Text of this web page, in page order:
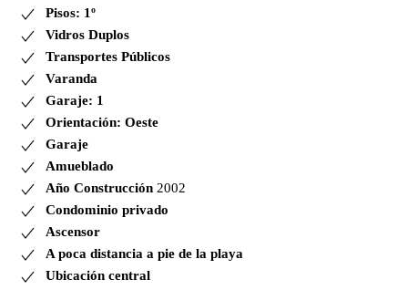
Pisos: 1º
Vidros Duplos
Transportes Públicos
Varanda
Garaje: 1
Orientación: Oeste
Garaje
Amueblado
Año Construcción 2002
Condominio privado
Ascensor
A poca distancia a pie de la playa
Ubicación central